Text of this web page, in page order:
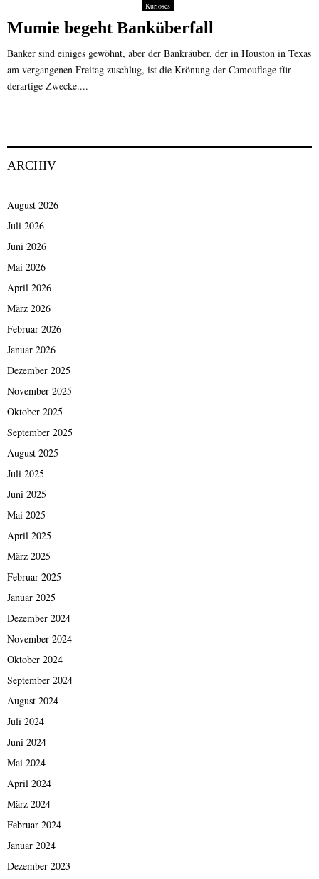
Kurioses
Mumie begeht Banküberfall
Banker sind einiges gewöhnt, aber der Bankräuber, der in Houston in Texas
am vergangenen Freitag zuschlug, ist die Krönung der Camouflage für
derartige Zwecke....
ARCHIV
August 2026
Juli 2026
Juni 2026
Mai 2026
April 2026
März 2026
Februar 2026
Januar 2026
Dezember 2025
November 2025
Oktober 2025
September 2025
August 2025
Juli 2025
Juni 2025
Mai 2025
April 2025
März 2025
Februar 2025
Januar 2025
Dezember 2024
November 2024
Oktober 2024
September 2024
August 2024
Juli 2024
Juni 2024
Mai 2024
April 2024
März 2024
Februar 2024
Januar 2024
Dezember 2023